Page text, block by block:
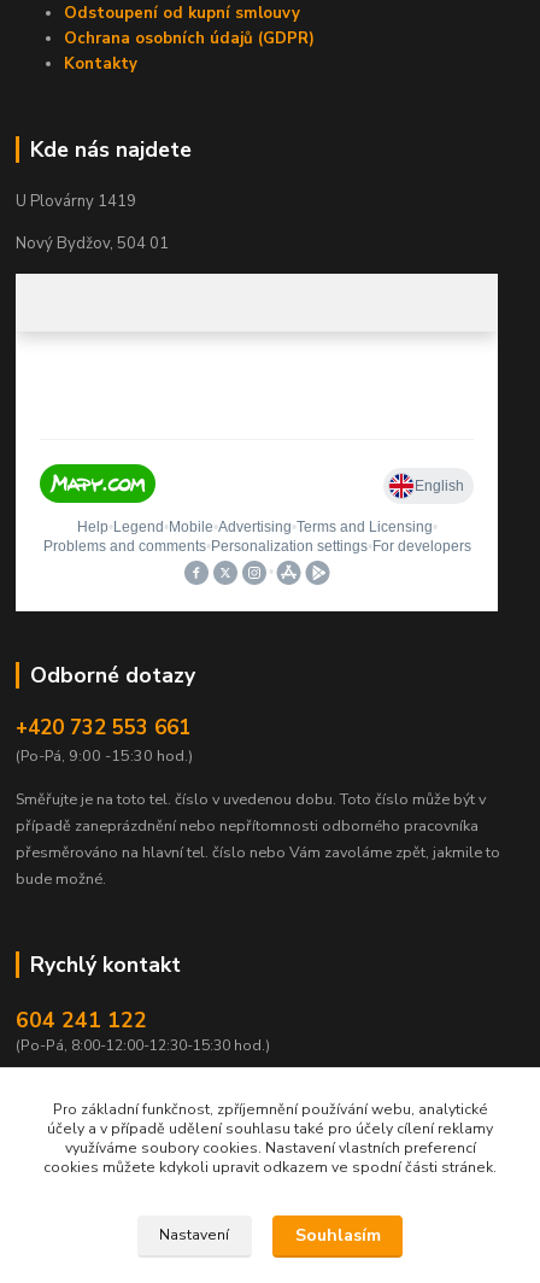
Odstoupení od kupní smlouvy
Ochrana osobních údajů (GDPR)
Kontakty
Kde nás najdete
U Plovárny 1419
Nový Bydžov, 504 01
Odborné dotazy
+420 732 553 661
(Po-Pá, 9:00 -15:30 hod.)
Směřujte je na toto tel. číslo v uvedenou dobu. Toto číslo může být v
případě zaneprázdnění nebo nepřítomnosti odborného pracovníka
přesměrováno na hlavní tel. číslo nebo Vám zavoláme zpět, jakmile to
bude možné.
Rychlý kontakt
604 241 122
(Po-Pá, 8:00-12:00-12:30-15:30 hod.)
Copyright © 2022 Ing. Miloš Hušek - QTEST. Všechna práva vyhrazena.
Jakékoliv užití obsahu včetně převzetí, šíření či dalšího zpřístupňování článků,
Pro základní funkčnost, zpříjemnění používání webu, analytické
účely a v případě udělení souhlasu také pro účely cílení reklamy
využíváme soubory cookies. Nastavení vlastních preferencí
cookies můžete kdykoli upravit odkazem ve spodní části stránek.
Nastavení Souhlasím